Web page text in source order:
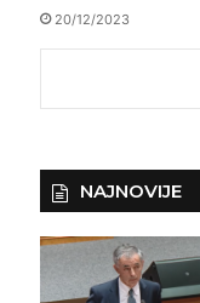
20/12/2023
NAJNOVIJE